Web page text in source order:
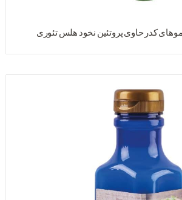
کدر حاوی پروتئين نخود هلس تئوری